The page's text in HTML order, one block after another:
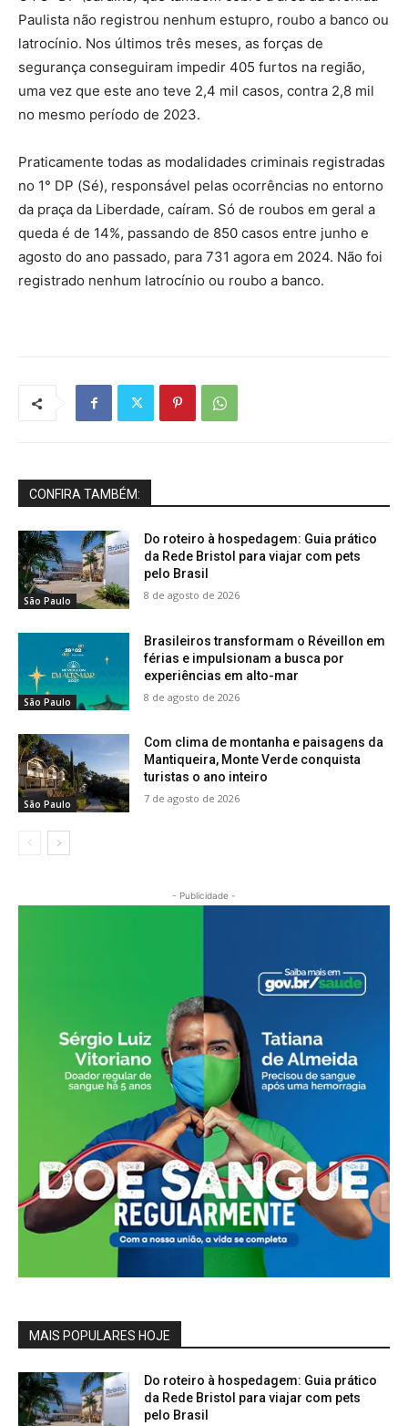
Paulista não registrou nenhum estupro, roubo a banco ou
latrocínio. Nos últimos três meses, as forças de
segurança conseguiram impedir 405 furtos na região,
uma vez que este ano teve 2,4 mil casos, contra 2,8 mil
no mesmo período de 2023.
Praticamente todas as modalidades criminais registradas
no 1° DP (Sé), responsável pelas ocorrências no entorno
da praça da Liberdade, caíram. Só de roubos em geral a
queda é de 14%, passando de 850 casos entre junho e
agosto do ano passado, para 731 agora em 2024. Não foi
registrado nenhum latrocínio ou roubo a banco.
CONFIRA TAMBÉM:
São Paulo
Do roteiro à hospedagem: Guia prático
da Rede Bristol para viajar com pets
pelo Brasil
8 de agosto de 2026
São Paulo
Brasileiros transformam o Réveillon em
férias e impulsionam a busca por
experiências em alto-mar
8 de agosto de 2026
São Paulo
Com clima de montanha e paisagens da
Mantiqueira, Monte Verde conquista
turistas o ano inteiro
7 de agosto de 2026
- Publicidade -
MAIS POPULARES HOJE
Do roteiro à hospedagem: Guia prático
da Rede Bristol para viajar com pets
pelo Brasil